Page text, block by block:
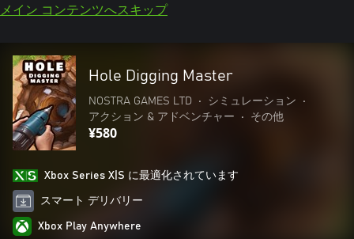
メイン コンテンツへスキップ
Hole Digging Master
NOSTRA GAMES LTD • シミュレーション
•
アクション & アドベンチャー
• その他
¥580
Xbox Series X|S に最適化されています
スマート デリバリー
Xbox Play Anywhere